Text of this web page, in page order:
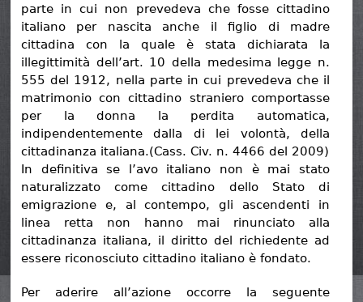
parte in cui non prevedeva che fosse cittadino
italiano per nascita anche il figlio di madre
cittadina con la quale è stata dichiarata la
illegittimità dell’art. 10 della medesima legge n.
555 del 1912, nella parte in cui prevedeva che il
matrimonio con cittadino straniero comportasse
per la donna la perdita automatica,
indipendentemente dalla di lei volontà, della
cittadinanza italiana.(Cass. Civ. n. 4466 del 2009)
In definitiva se l’avo italiano non è mai stato
naturalizzato come cittadino dello Stato di
emigrazione e, al contempo, gli ascendenti in
linea retta non hanno mai rinunciato alla
cittadinanza italiana, il diritto del richiedente ad
essere riconosciuto cittadino italiano è fondato.
Per aderire all’azione occorre la seguente